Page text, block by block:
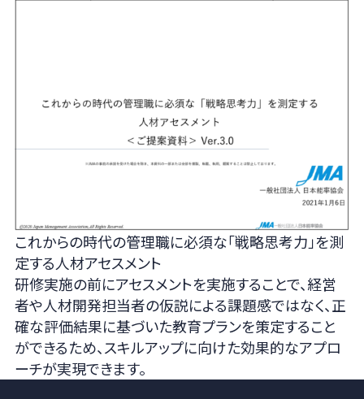
これからの時代の管理職に必須な「戦略思考力」を測
定する人材アセスメント
研修実施の前にアセスメントを実施することで、経営
者や人材開発担当者の仮説による課題感ではなく、正
確な評価結果に基づいた教育プランを策定すること
ができるため、スキルアップに向けた効果的なアプロ
ーチが実現できます。